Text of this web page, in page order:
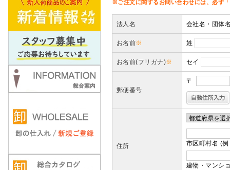
※ご注文に関するお問い合わせには、必ず
法人名 会社名・団体
お名前※ 姓
お名前(フリガナ)※ セイ
郵便番号
〒
住所 市区町村名 (
建物・マンシ